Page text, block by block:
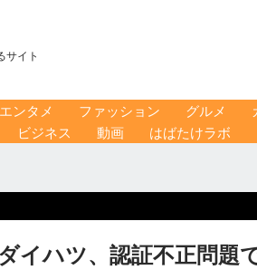
サイト
エンタメ ファッション グルメ
ビジネス 動画 はばたけラボ
イハツ、認証不正問題